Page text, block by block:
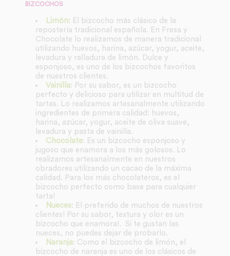
BIZCOCHOS
Limón: El bizcocho más clásico de la
repostería tradicional española. En Fresa y
Chocolate lo realizamos de manera tradicional
utilizando huevos, harina, azúcar, yogur, aceite,
levadura y ralladura de limón. Dulce y
esponjoso, es uno de los bizcochos favoritos
de nuestros clientes.
Vainilla: Por su sabor, es un bizcocho
perfecto y delicioso para utilizar en multitud de
tartas. Lo realizamos artesanalmente utilizando
ingredientes de primera calidad: huevos,
harina, azúcar, yogur, aceite de oliva suave,
levadura y pasta de vainilla.
Chocolate: Es un bizcocho esponjoso y
jugoso que enamora a los más golosos. Lo
realizamos artesanalmente en nuestros
obradores utilizando un cacao de la máxima
calidad. Para los más chocolateros, es el
bizcocho perfecto como base para cualquier
tarta!
Nueces: El preferido de muchos de nuestros
clientes! Por su sabor, textura y olor es un
bizcocho que enamora!. Si te gustan las
nueces, no puedes dejar de probarlo.
Naranja: Como el bizcocho de limón, el
bizcocho de naranja es uno de los clásicos de